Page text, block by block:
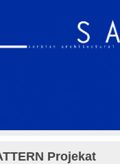
Projekat